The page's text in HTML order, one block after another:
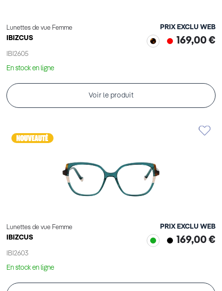
Lunettes de vue Femme
IBIZCUS
IBI2605
PRIX EXCLU WEB
169,00 €
En stock en ligne
Voir le produit
Lunettes de vue Femme
IBIZCUS
IBI2603
PRIX EXCLU WEB
169,00 €
En stock en ligne